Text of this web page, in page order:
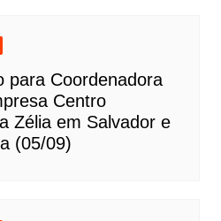
para Coordenadora
Centro
Zélia em Salvador e
(05/09)